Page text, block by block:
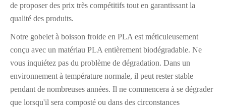
de proposer des prix très compétitifs tout en garantissant la
qualité des produits.
Notre gobelet à boisson froide en PLA est méticuleusement
conçu avec un matériau PLA entièrement biodégradable. Ne
vous inquiétez pas du problème de dégradation. Dans un
environnement à température normale, il peut rester stable
pendant de nombreuses années. Il ne commencera à se dégrader
que lorsqu'il sera composté ou dans des circonstances